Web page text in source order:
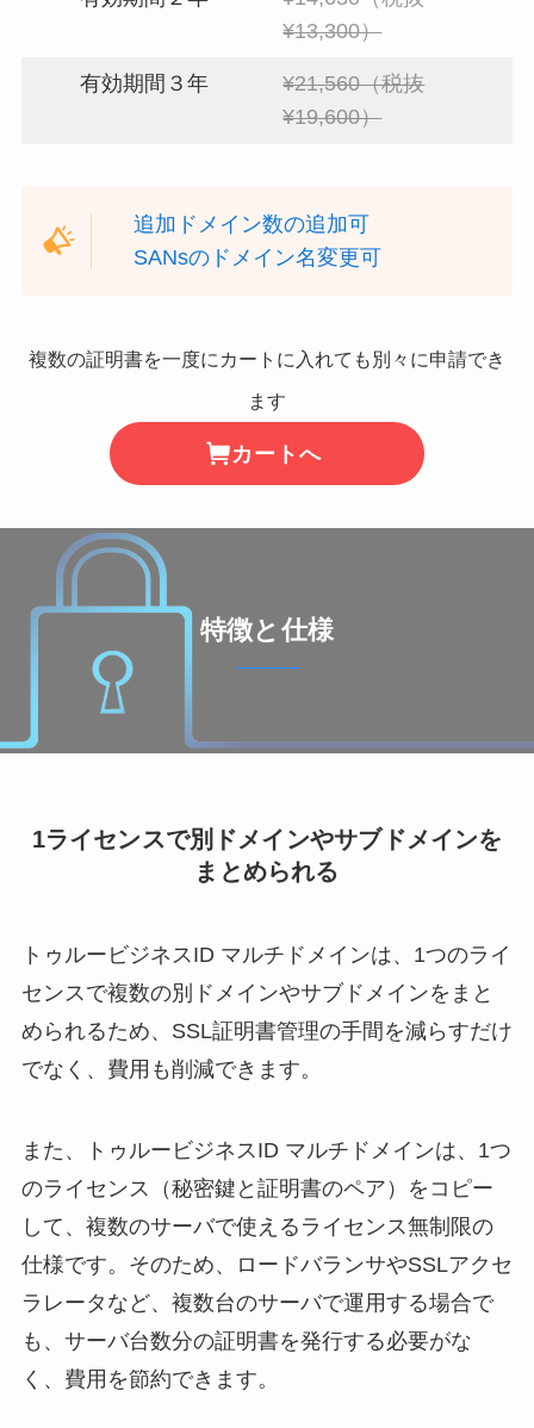
¥13,300）
有効期間３年
¥21,560（税抜
¥19,600）
追加ドメイン数の追加可
SANsのドメイン名変更可
複数の証明書を一度にカートに入れても別々に申請でき
ます
カートへ
特徴と仕様
1ライセンスで別ドメインやサブドメインを
まとめられる
トゥルービジネスID マルチドメインは、1つのライ
センスで複数の別ドメインやサブドメインをまと
められるため、SSL証明書管理の手間を減らすだけ
でなく、費用も削減できます。
また、トゥルービジネスID マルチドメインは、1つ
のライセンス（秘密鍵と証明書のペア）をコピー
して、複数のサーバで使えるライセンス無制限の
仕様です。そのため、ロードバランサやSSLアクセ
ラレータなど、複数台のサーバで運用する場合で
も、サーバ台数分の証明書を発行する必要がな
く、費用を節約できます。